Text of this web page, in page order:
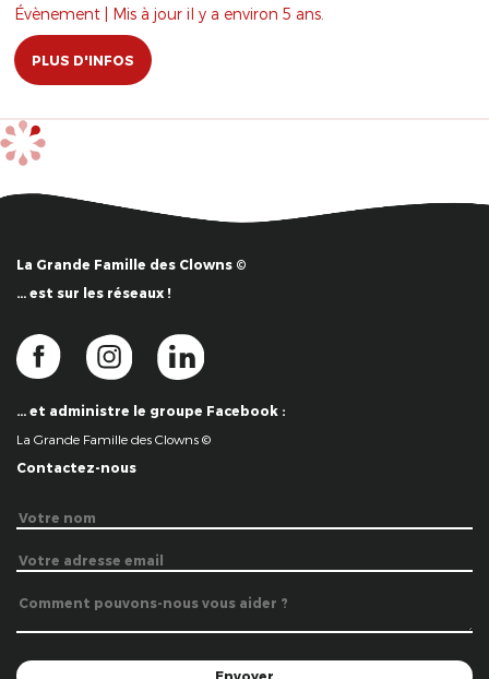
Évènement | Mis à jour il y a environ 5 ans.
PLUS D'INFOS
La Grande Famille des Clowns ©
… est sur les réseaux !
… et administre le groupe Facebook :
La Grande Famille des Clowns ©
Contactez-nous